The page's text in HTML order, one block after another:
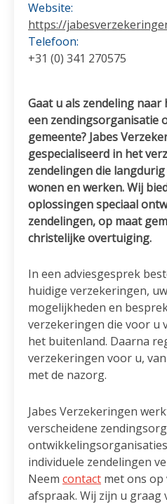
Website:
https://
Telefoon:
+31 (0) 341 270575
Gaat u als zendeling naar
een zendingsorganisatie
gemeente? Jabes
gespecialiseerd in het
zendelingen die
wonen en werken. Wij
oplossingen speciaal
zendelingen, op maat
christelijke overtuiging.
In een adviesgesprek
huidige verzekeringen,
mogelijkheden en
verzekeringen die voor u
het buitenland. Daarna
verzekeringen voor u,
met de nazorg.
Jabes Verzekeringen
verscheidene
individuele zendelingen
Neem contact met ons
afspraak. Wij zijn u graag